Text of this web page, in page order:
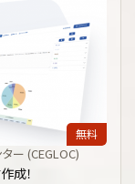
無料
ー (CEGLOC)
成！